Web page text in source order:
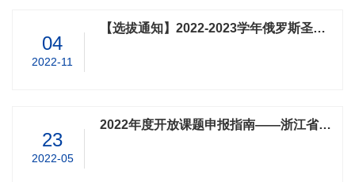
04
2022-11
【选拔通知】2022-2023学年俄罗斯圣彼得堡彼得大帝理工大学线上寒假课程项目
23
2022-05
2022年度开放课题申报指南――浙江省量子技术与器件重点实验室